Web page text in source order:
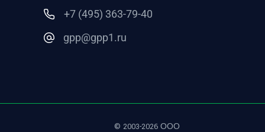
+7 (495) 363-79-40
gpp@gpp1.ru
© 2003-2026 ООО